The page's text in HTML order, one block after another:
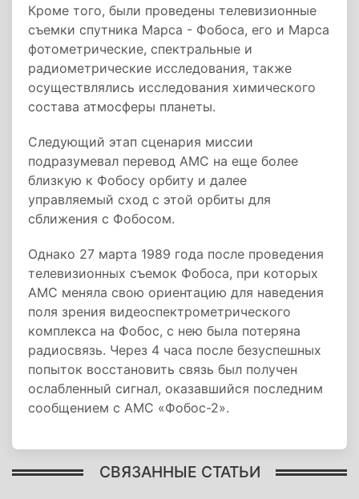
Кроме того, были проведены телевизионные
съемки спутника Марса - Фобоса, его и Марса
фотометрические, спектральные и
радиометрические исследования, также
осуществлялись исследования химического
состава атмосферы планеты.
Следующий этап сценария миссии
подразумевал перевод АМС на еще более
близкую к Фобосу орбиту и далее
управляемый сход с этой орбиты для
сближения с Фобосом.
Однако 27 марта 1989 года после проведения
телевизионных съемок Фобоса, при которых
АМС меняла свою ориентацию для наведения
поля зрения видеоспектрометрического
комплекса на Фобос, с нею была потеряна
радиосвязь. Через 4 часа после безуспешных
попыток восстановить связь был получен
ослабленный сигнал, оказавшийся последним
сообщением с АМС «Фобос-2».
СВЯЗАННЫЕ СТАТЬИ